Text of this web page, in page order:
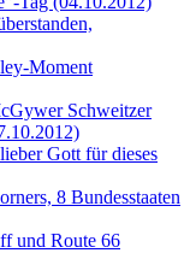
Moment
Schweitzer
Gott für dieses
8 Bundesstaaten
und Route 66